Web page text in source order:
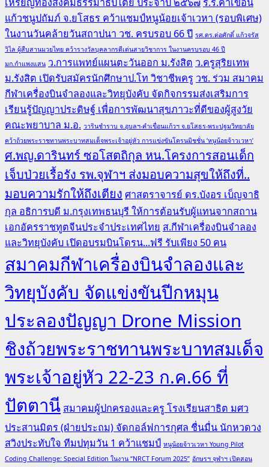
เหรียญทองสังคมธรรมาธิปไตย ประจำปี ๒๕๖๗ ร.ร.คำเขื่อน
แก้วชนูปถัมภ์ จ.ยโสธร คว้าแชมป์หนูน้อยเจ้าเวหา (รอบพิเศษ)
ในงานวันคล้ายวันสถาปนา วช. ครบรอบ 66 ปี รศ.ดร.ต่อศักดิ์ แก้วจรัส
วิไล ผู้สืบสานมวยไทย คว้ารางวัลบุคลากรดีเด่นสายวิชาการ ในงานครบรอบ 46 ปี
มก.กำแพงแสน ว.การแพทย์แผนตะวันออก ม.รังสิต ว.ครูสุริยเทพ
ม.รังสิต เปิดรับสมัครนักศึกษาป.โท วิชาชีพครู วช. ร่วม สมาคม
กีฬาเครื่องบินจำลองและวิทยุบังคับ จัดกิจกรรมส่งเสริมการ
เรียนรู้ปัญญาประดิษฐ์ เพื่อการพัฒนาสุขภาวะที่ดีของผู้สูงวัย
คณะพยาบาล ม.อ. วารินชำราบ จ.อุบลฯ-คำเขื่อนแก้วฯ จ.ยโสธร-พระปฐมวิทยาลัย
คว้าถ้วยพระราชทานพระบาทสมเด็จพระเจ้าอยู่หัว การแข่งขันโดรนมิชชั่น ‘หนูน้อยจ้าวเวหา’
ศ.พญ.ดารินทร์ ซอโสตถิกุล หน.โครงการสอนเด็ก
เจ็บป่วยเรื้อรัง รพ.จุฬาฯ ส่งมอบความสุขให้ถึงที่..
มอบความรักให้ถึงเตียง ศาสตราจารย์ ดร.บังอร เบ็ญจาธิ
กุล อธิการบดี ม.กรุงเทพธนบุรี ให้การต้อนรับผู้แทนจากสถาน
เอกอัครราชทูตจีนประจำประเทศไทย ส.กีฬาเครื่องบินจำลอง
และวิทยุบังคับ เปิดอบรมบินโดรน...ฟรี รับเพียง 50 คน
สมาคมกีฬาเครื่องบินจำลองและ
วิทยุบังคับ จัดแข่งขันปีกหมุน
ประลองปัญญา Drone Mission
ชิงถ้วยพระราชทานพระบาทสมเด็จ
พระเจ้าอยู่หัว 22-23 ก.ค.66 ที่
ปัตตานี สมาคมผู้ปกครองและครู โรงเรียนสาธิต มศว
ประสานมิตร (ฝ่ายประถม) จัดกอล์ฟการกุศล ชื่นมื่น นักหวดวง
สวิงประทับใจ ทีมปทุมวัน 1 คว้าแชมป์ หนูน้อยจ้าวเวหา Young Pilot
Coding Challenge: Special Edition ในงาน “NRCT Forum 2025” อักษรฯ จุฬาฯ เปิดสอน